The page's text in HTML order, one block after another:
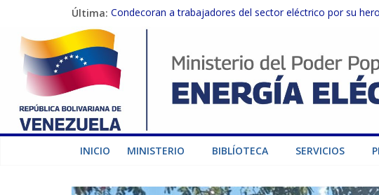
Última: Condecoran a trabajadores del sector eléctrico por su
Gobierno Nacional coordina acciones con el sector
Inspeccionan trabajos de rehabilitación en instalaciones del
Gobierno Nacional activa plan preventivo para fortalecer
Termocarabobo recupera el 50% de su capacidad de
INICIO MINISTERIO BIBLÍOTECA SERVICIOS